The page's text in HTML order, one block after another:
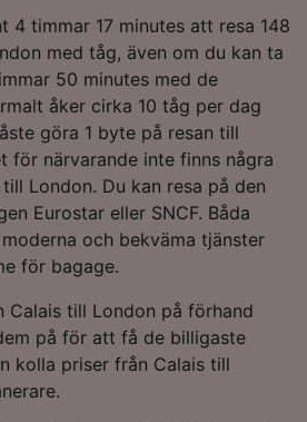
4 timmar 17 minutes att resa 148
med tåg, även om du kan ta
50 minutes med de
åker cirka 10 tåg per dag
göra 1 byte på resan till
för närvarande inte finns några
London. Du kan resa på den
Eurostar eller SNCF. Båda
och bekväma tjänster
för bagage.
Calais till London på förhand
på för att få de billigaste
kolla priser från Calais till